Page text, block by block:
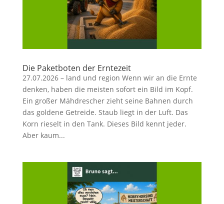
Die Paketboten der Erntezeit
27.07.2026 – land und region Wenn wir an die Ernte
denken, haben die meisten sofort ein Bild im Kopf.
Ein großer Mähdrescher zieht seine Bahnen durch
das goldene Getreide. Staub liegt in der Luft. Das
Korn rieselt in den Tank. Dieses Bild kennt jeder.
Aber kaum...